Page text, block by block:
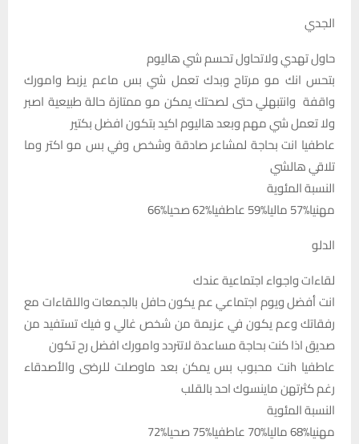
الجدي
حاول تهدي ولاتحاول تحسم شي هاليوم
بتحس انك مو مرتاح وبدك تعمل شي بس ماعم يزبط وامورك
واقفة وانتبهلي حتى لصحتك يمكن مو ممتازة حالة طبيعية اصبر
ولا تعمل شي مهم وبعد هاليوم اكيد بتكون افضل بكتير
عاطفيا انت بحاجة لمشاعر صادقة وشخص وفي بس مو اكتر وما
تلاقي هالشي
النسبة المئوية
مهنيا%57 ماليا%59 عاطفيا%62 صحيا%66
الدلو
لقاءات واجواء اجتماعية عندك
انت أفضل ويوم اجتماعي عم يكون حافل بالجمعات واللقاءات مع
رفقاتك وعم يكون في عزيمة من شخص غالي و فيك تستفيد من
صديق اذا كنت بحاجة مساعدة لاتتردد وامورك افضل رح تكون
عاطفيا hنت محبوب بس يمكن بعد ماوصلت للرضى والأصدقاء
رغم كثرتهن ماينسوك احد بالقلب
النسبة المئوية
مهنيا%68 ماليا%70 عاطفيا%75 صحيا%72